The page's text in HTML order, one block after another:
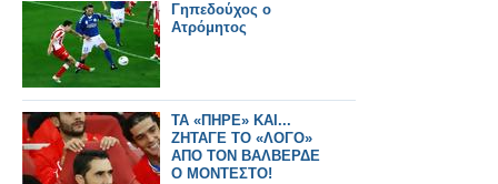
Γηπεδούχος ο
Ατρόμητος
ΤΑ «ΠΗΡΕ» ΚΑΙ...
ΖΗΤΑΓΕ ΤΟ «ΛΟΓΟ»
ΑΠΟ ΤΟΝ ΒΑΛΒΕΡΔΕ
Ο ΜΟΝΤΕΣΤΟ!